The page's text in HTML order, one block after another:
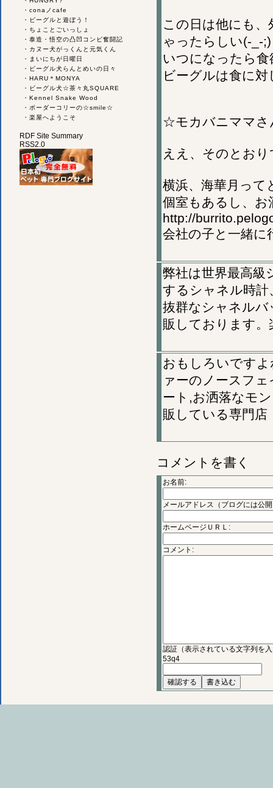
・ conaノcafe
・
ビーグルと遊ぼう！
・ ちょことごいっしょ
・ 泰造・悟空の凸凹コンビ奮闘記
・ カヌー犬がっくんと元気くん
・
まいにちが日曜日
・
ビーグル犬らんとめいの日々
・ HARU＊MONYA
・
ビーグル犬☆茶々丸SQUARE
・ Kennel Snake Wood
・ ボーダーコリーの☆smile☆
・ 楽屋へようこそ
RDF Site Summary
RSS2.0
この日は他にも
ゃったらしい(-_-;)
いつになったら
ビーグルは食に
☆モカバニママさ
ええ、そのとお
横浜、海華月って
個室もあるし、
http://
会社の子と一緒に
弊社は世界最高級
するシャネル時計
抜群なシャネル
販しております
おもしろいです
ァーのノースフ
ート,お洒落なモ
販している専門店
コメントを書く
お名前:
メールアドレス（ブログには公
ホームページＵＲＬ:
コメント:
認証（表示されている文字列を
53q4